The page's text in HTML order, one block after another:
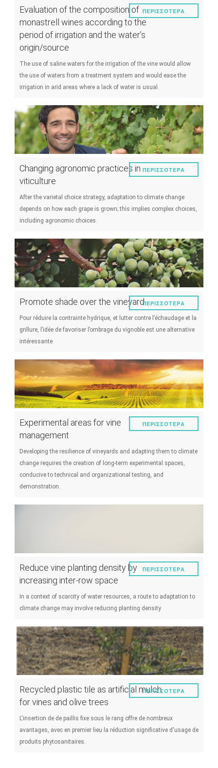
Evaluation of the composition of
monastrell wines according to the
period of irrigation and the water’s
origin/source
The use of saline waters for the irrigation of the vine would allow
the use of waters from a treatment system and would ease the
irrigation in arid areas where a lack of water is usual.
ΠΕΡΙΣΣΌΤΕΡΑ
Changing agronomic practices in
viticulture
After the varietal choice strategy, adaptation to climate change
depends on how each grape is grown; this implies complex choices,
including agronomic choices.
ΠΕΡΙΣΣΌΤΕΡΑ
Promote shade over the vineyard
Pour réduire la contrainte hydrique, et lutter contre l’échaudage et la
grillure, l’idée de favoriser l’ombrage du vignoble est une alternative
intéressante
ΠΕΡΙΣΣΌΤΕΡΑ
Experimental areas for vine
management
Developing the resilience of vineyards and adapting them to climate
change requires the creation of long-term experimental spaces,
conducive to technical and organizational testing, and
demonstration.
ΠΕΡΙΣΣΌΤΕΡΑ
Reduce vine planting density by
increasing inter-row space
In a context of scarcity of water resources, a route to adaptation to
climate change may involve reducing planting density
ΠΕΡΙΣΣΌΤΕΡΑ
Recycled plastic tile as artificial mulch
for vines and olive trees
L'insertion de de paillis fixe sous le rang offre de nombreux
avantages, avec en premier lieu la réduction significative d'usage de
produits phytosanitaires.
ΠΕΡΙΣΣΌΤΕΡΑ